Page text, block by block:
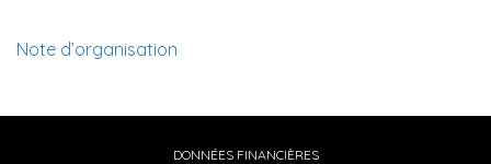
Note d’organisation
DONNÉES FINANCIÈRES